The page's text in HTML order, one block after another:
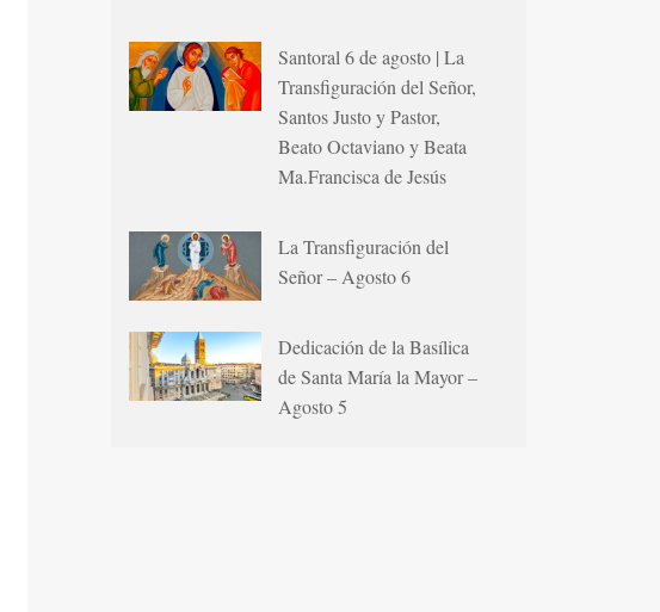
Santoral 6 de agosto | La
Transfiguración del Señor,
Santos Justo y Pastor,
Beato Octaviano y Beata
Ma.Francisca de Jesús
La Transfiguración del
Señor – Agosto 6
Dedicación de la Basílica
de Santa María la Mayor –
Agosto 5